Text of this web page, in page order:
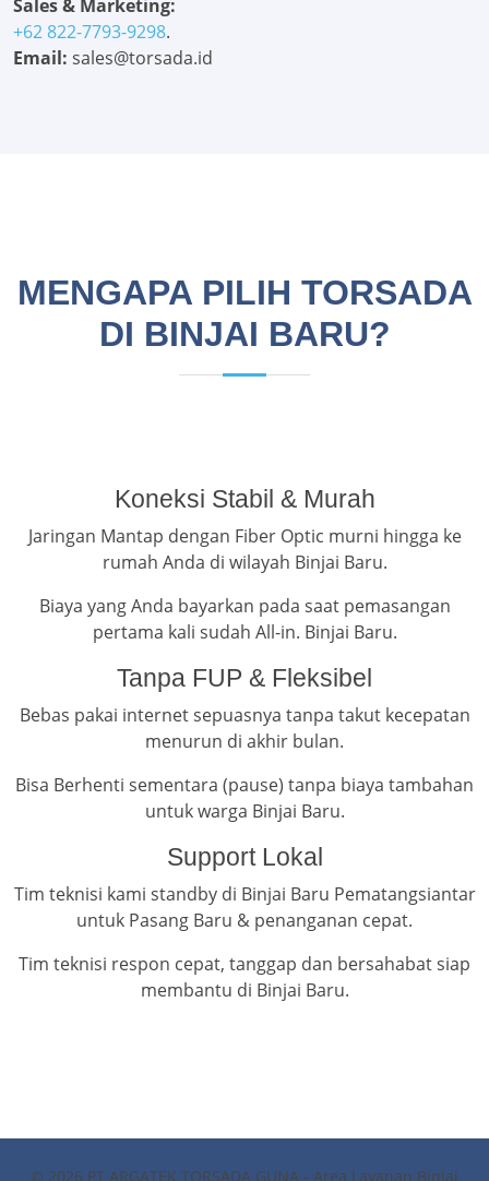
Sales & Marketing:
+62 822-7793-9298.
Email: sales@torsada.id
MENGAPA PILIH TORSADA
DI BINJAI BARU?
Koneksi Stabil & Murah
Jaringan Mantap dengan Fiber Optic murni hingga ke
rumah Anda di wilayah Binjai Baru.
Biaya yang Anda bayarkan pada saat pemasangan
pertama kali sudah All-in. Binjai Baru.
Tanpa FUP & Fleksibel
Bebas pakai internet sepuasnya tanpa takut kecepatan
menurun di akhir bulan.
Bisa Berhenti sementara (pause) tanpa biaya tambahan
untuk warga Binjai Baru.
Support Lokal
Tim teknisi kami standby di Binjai Baru Pematangsiantar
untuk Pasang Baru & penanganan cepat.
Tim teknisi respon cepat, tanggap dan bersahabat siap
membantu di Binjai Baru.
© 2026 PT ARGATEK TORSADA GUNA - Area Layanan Binjai